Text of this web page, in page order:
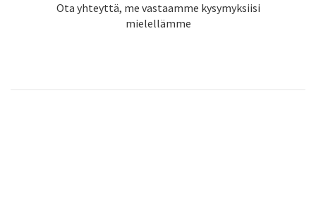
Ota yhteyttä, me vastaamme kysymyksiisi
mielellämme